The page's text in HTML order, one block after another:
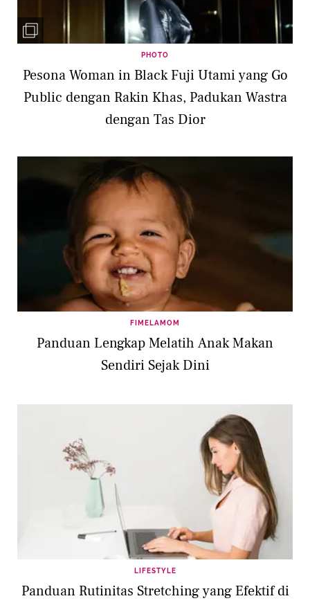
PHOTO
Pesona Woman in Black Fuji Utami yang Go
Public dengan Rakin Khas, Padukan Wastra
dengan Tas Dior
FIMELAMOM
Panduan Lengkap Melatih Anak Makan
Sendiri Sejak Dini
LIFESTYLE
Panduan Rutinitas Stretching yang Efektif di